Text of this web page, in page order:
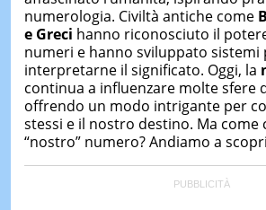
dello sviluppo di strategie
canali digitali.
numerologia. Civiltà antiche come
e Greci hanno riconosciuto il
numeri e hanno sviluppato sistemi
interpretarne il significato. Oggi, la
continua a influenzare molte sfere
offrendo un modo intrigante per
stessi e il nostro destino. Ma come
“nostro” numero? Andiamo a